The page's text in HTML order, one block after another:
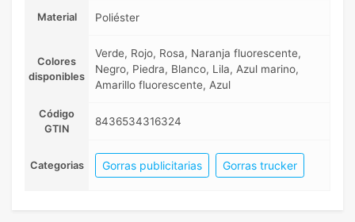
Material Poliéster
Colores
disponibles
Verde, Rojo, Rosa, Naranja fluorescente,
Negro, Piedra, Blanco, Lila, Azul marino,
Amarillo fluorescente, Azul
Código
GTIN
8436534316324
Categorias Gorras publicitarias Gorras trucker